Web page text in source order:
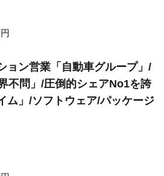
ョン営業「自動車グループ」/
不問」/圧倒的シェアNo1を誇
ム」/ソフトウェア/パッケージ